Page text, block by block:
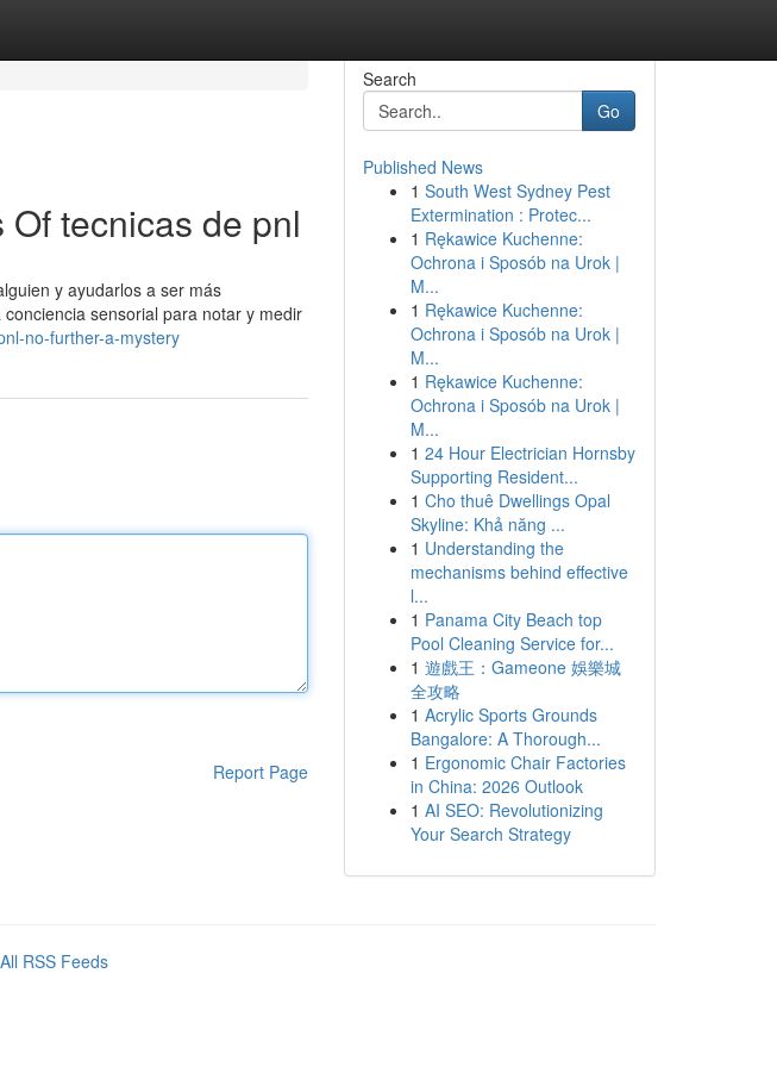
tecnicas de pnl
y ayudarlos a ser más
sensorial para notar y medir
no-further-a-mystery
Report Page
Search
Go
Published News
1 South West Sydney Pest
Extermination : Protec...
1 Rękawice Kuchenne:
Ochrona i Sposób na Urok |
M...
1 Rękawice Kuchenne:
Ochrona i Sposób na Urok |
M...
1 Rękawice Kuchenne:
Ochrona i Sposób na Urok |
M...
1 24 Hour Electrician Hornsby
Supporting Resident...
1 Cho thuê Dwellings Opal
Skyline: Khả năng ...
1 Understanding the
mechanisms behind effective
l...
1 Panama City Beach top
Pool Cleaning Service for...
1 遊戲王：Gameone 娛樂城
全攻略
1 Acrylic Sports Grounds
Bangalore: A Thorough...
1 Ergonomic Chair Factories
in China: 2026 Outlook
1 AI SEO: Revolutionizing
Your Search Strategy
All RSS Feeds